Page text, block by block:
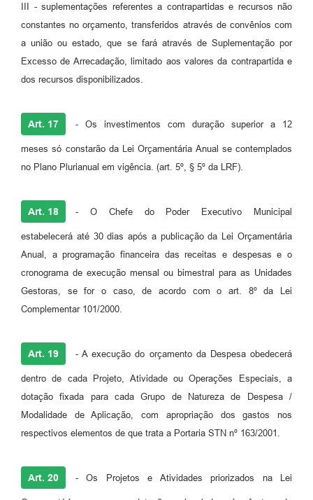
III - suplementações referentes a contrapartidas e recursos não
constantes no orçamento, transferidos através de convênios com
a união ou estado, que se fará através de Suplementação por
Excesso de Arrecadação, limitado aos valores da contrapartida e
dos recursos disponibilizados.
Art. 17 - Os investimentos com duração superior a 12
meses só constarão da Lei Orçamentária Anual se contemplados
no Plano Plurianual em vigência. (art. 5º, § 5º da LRF).
Art. 18 - O Chefe do Poder Executivo Municipal
estabelecerá até 30 dias após a publicação da Lei Orçamentária
Anual, a programação financeira das receitas e despesas e o
cronograma de execução mensal ou bimestral para as Unidades
Gestoras, se for o caso, de acordo com o art. 8º da Lei
Complementar 101/2000.
Art. 19 - A execução do orçamento da Despesa obedecerá
dentro de cada Projeto, Atividade ou Operações Especiais, a
dotação fixada para cada Grupo de Natureza de Despesa /
Modalidade de Aplicação, com apropriação dos gastos nos
respectivos elementos de que trata a Portaria STN nº 163/2001.
Art. 20 - Os Projetos e Atividades priorizados na Lei